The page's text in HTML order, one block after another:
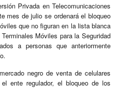
Privada en Telecomunicaciones
mes de julio se ordenará el bloqueo
que no figuran en la lista blanca
Móviles para la Seguridad
a personas que anteriormente
negro de venta de celulares
ente regulador, el bloqueo de los